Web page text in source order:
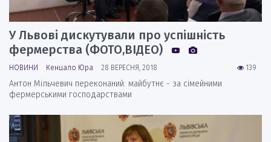
У Львові дискутували про успішність
фермерства (ФОТО,ВІДЕО)
139
НОВИНИ Кенцало Юра 28 ВЕРЕСНЯ, 2018
Антон Мільчевич переконаний: майбутнє - за сімейними
фермерськими господарствами